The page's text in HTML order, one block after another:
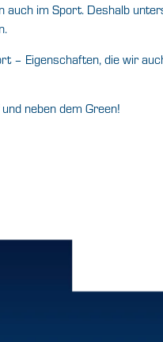
auch im Sport. Deshalb
– Eigenschaften, die wir
neben dem Green!